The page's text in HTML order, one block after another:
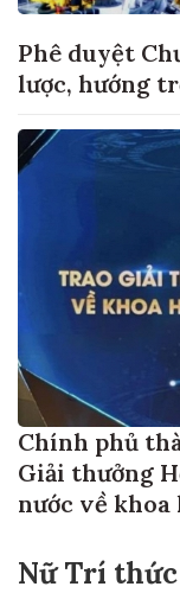
Phê duyệt
lược, hướng
Chính phủ
Giải thưởng
nước về khoa
Nữ Trí thức